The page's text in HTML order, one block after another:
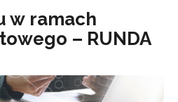
w ramach
– RUNDA